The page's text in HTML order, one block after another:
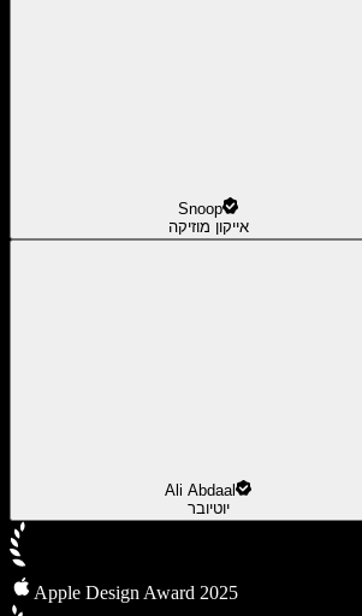
Snoop
אייקון מוזיקה
Ali Abdaal
יוטיובר
Apple Design Award 2025